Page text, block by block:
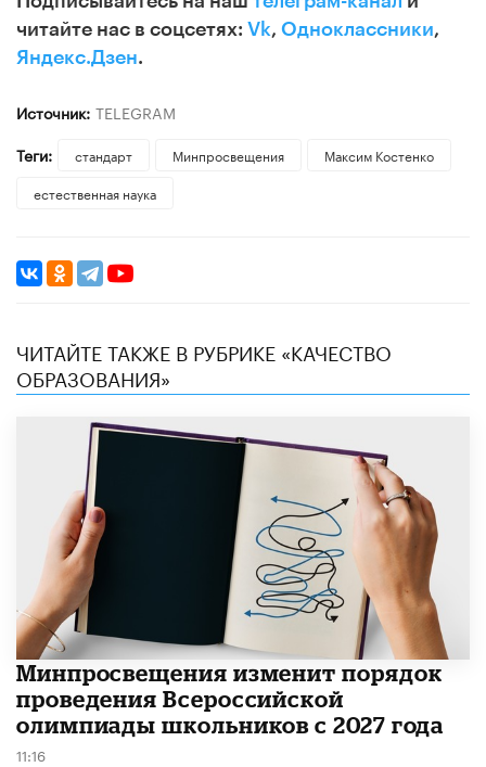
читайте нас в соцсетях: Vk, Одноклассники,
Яндекс.Дзен.
Источник: TELEGRAM
Теги:
стандарт Минпросвещения
Максим Костенко
естественная наука
ЧИТАЙТЕ ТАКЖЕ В РУБРИКЕ «КАЧЕСТВО
ОБРАЗОВАНИЯ»
Минпросвещения изменит порядок
проведения Всероссийской
олимпиады школьников с 2027 года
11:16